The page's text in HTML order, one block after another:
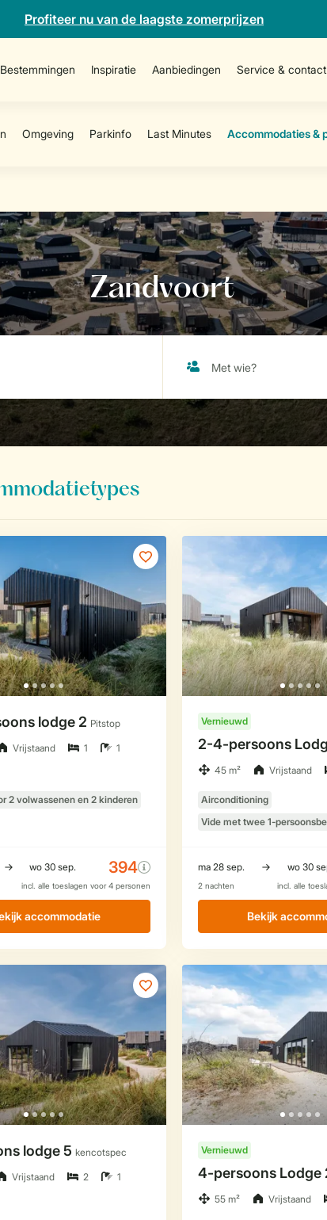
Profiteer nu van de laagste zomerprijzen
Bestemmingen Inspiratie Aanbiedingen Service & contact